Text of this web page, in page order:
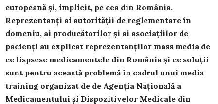
europeană și, implicit, pe cea din România.
Reprezentanți ai autorității de reglementare în
domeniu, ai producătorilor și ai asociațiilor de
pacienți au explicat reprezentanților mass media de
ce lispsesc medicamentele din România și ce soluții
sunt pentru această problemă în cadrul unui media
training organizat de de Agenția Națională a
Medicamentului și Dispozitivelor Medicale din